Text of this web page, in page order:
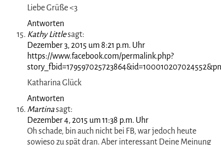
Dezember 2, 2015 um 8:36 p.m. Uhr
Auswahl der Produkte gehabt als ich. Ich war leider,
auch zum Teil wegen der Inhaltsstoffe und der nicht
vorhandenen Wirkung, nicht ganz überzeugt.
Aber lieben Dank fürs Verlinken 🙂
Und liebste Grüße an dich
Antworten
LoveT. sagt:
Dezember 3, 2015 um 8:39 a.m. Uhr
Der Punkt mit den guten Inhaltsstoffen überzeugt
schon sehr! Reichhaltig klingt ebenfalls gut 🙂